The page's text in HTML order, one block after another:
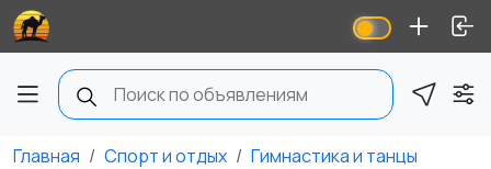
Главная Спорт и отдых
Гимнастика и танцы